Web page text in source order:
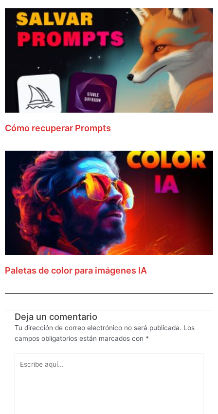
Cómo recuperar Prompts
Paletas de color para imágenes IA
Deja un comentario
Tu dirección de correo electrónico no será publicada. Los
campos obligatorios están marcados con *
aquí...